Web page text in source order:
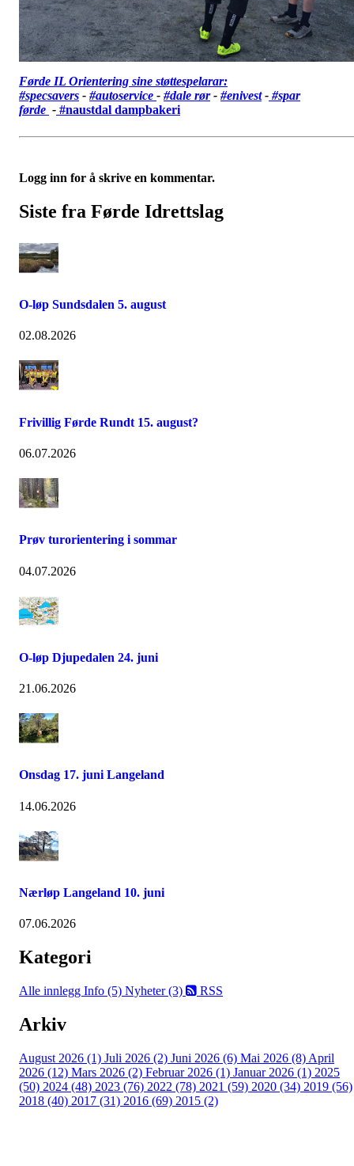
Førde IL Orientering sine støttespelarar:
#specsavers - #autoservice - #dale rør- #enivest- #spar
førde - #naustdal dampbakeri
Logg inn for å skrive en kommentar.
Siste fra Førde Idrettslag
O-løp Sundsdalen 5. august
02.08.2026
Frivillig Førde Rundt 15. august?
06.07.2026
Prøv turorientering i sommar
04.07.2026
O-løp Djupedalen 24. juni
21.06.2026
Onsdag 17. juni Langeland
14.06.2026
Nærløp Langeland 10. juni
07.06.2026
Kategori
Alle innlegg Info (5) Nyheter (3) RSS
Arkiv
August 2026 (1) Juli 2026 (2) Juni 2026 (6) Mai 2026 (8) April
2026 (12) Mars 2026 (2) Februar 2026 (1) Januar 2026 (1) 2025
(50) 2024 (48) 2023 (76) 2022 (78) 2021 (59) 2020 (34) 2019 (56)
2018 (40) 2017 (31) 2016 (69) 2015 (2)